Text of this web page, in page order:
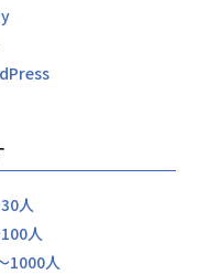
人
人
1000人